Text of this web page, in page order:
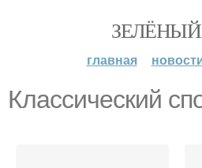
главная
Классический